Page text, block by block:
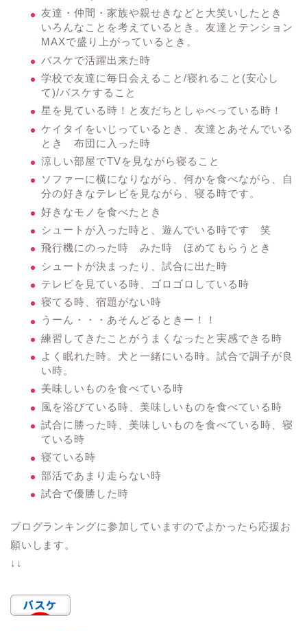
友達・仲間・家族や親せきなどと大笑いしたとき
いろんなことを考えているとき。友達とテンション
MAXで盛り上がっているとき。
バスケで活躍出来た時
学校で友達に毎日会えること/寝れること(安心し
て)/バスケすること
星を見ている時！と友だちとしゃべっている時！
ケイタイをいじっているとき、友達とあそんでいる
とき 布団に入った時
涼しい部屋でTVを見ながら寝ること
ソファーに横になりながら、何かを食べながら、自
分の好きなテレビを見ながら、寝る時です。
好きなモノを食べたとき
シュートが入った時と、遊んでいる時です 笑
飛行機にのった時 みた時 ほめてもらうとき
シュートが決まったり、試合に出た時
テレビを見ている時、ゴロゴロしている時
寝てる時、宿題がない時
うーん・・・あそんどるときー！！
練習してきたことがうまくなったと実感できる時
よく眠れた時。犬と一緒にいる時。試合で調子が良
い時。
美味しいものを食べている時
風を浴びている時、美味しいものを食べている時
試合に勝った時、美味しいものを食べている時、寝
ている時
寝ている時
部活であまり走らない時
試合で優勝した時
ブログランキングに参加していますのでよかったら応援お
願いします。
↓↓